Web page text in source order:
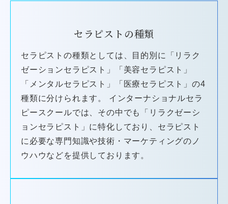
セラピストの種類
セラピストの種類としては、目的別に「リラク
ゼーションセラピスト」「美容セラピスト」
「メンタルセラピスト」「医療セラピスト」の4
種類に分けられます。 インターナショナルセラ
ピースクールでは、その中でも「リラクゼーシ
ョンセラピスト」に特化しており、セラピスト
に必要な専門知識や技術・マーケティングのノ
ウハウなどを提供しております。